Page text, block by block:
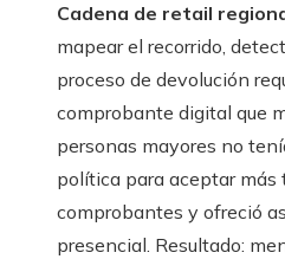
Cadena de retail
mapear el recorrido,
proceso de devolución
comprobante digital que
personas mayores no
política para aceptar más
comprobantes y ofreció
presencial. Resultado: